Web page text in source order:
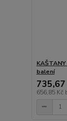
balení
735,67
656,85 Kč